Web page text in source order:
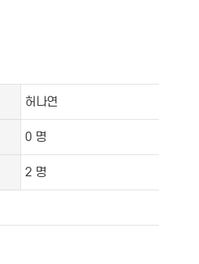
허나연
0 명
2 명